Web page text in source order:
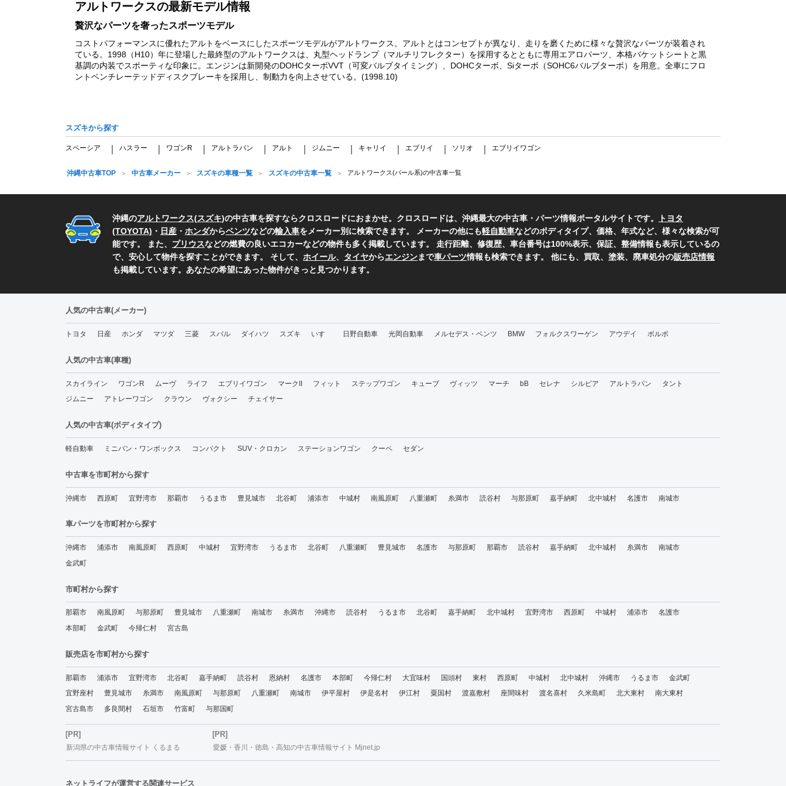
1
アルトワークスの最新モデル情報
贅沢なパーツを奢ったスポーツモデル
コストパフォーマンスに優れたアルトをベースにしたスポーツモデルがアルトワークス。アルトとはコンセプトが異なり、走りを磨くために様々な贅沢なパーツが装着され
ている。1998（H10）年に登場した最終型のアルトワークスは、丸型ヘッドランプ（マルチリフレクター）を採用するとともに専用エアロパーツ、本格バケットシートと黒
基調の内装でスポーティな印象に。エンジンは新開発のDOHCターボVVT（可変バルブタイミング）、DOHCターボ、Siターボ（SOHC6バルブターボ）を用意。全車にフロ
ントベンチレーテッドディスクブレーキを採用し、制動力を向上させている。(1998.10)
スズキから探す
スペーシア ハスラー ワゴンR アルトラパン アルト ジムニー キャリイ エブリイ ソリオ エブリイワゴン
沖縄中古車TOP 中古車メーカー スズキの車種一覧 スズキの中古車一覧 アルトワークス(パール系)の中古車一覧
沖縄のアルトワークス(スズキ)の中古車を探すならクロスロードにおまかせ。クロスロードは、沖縄最大の中古車・パーツ情報ポータルサイトです。
トヨタ
(TOYOTA) ・ 日産 ・ ホンダからベンツなどの輸入車をメーカー別に検索できます。 メーカーの他にも軽自動車などのボディタイプ、価格、年式など、様々な検索が可
能です。 また、 プリウスなどの燃費の良いエコカーなどの物件も多く掲載しています。 走行距離、修復歴、車台番号は100%表示、保証、整備情報も表示しているの
で、安心して物件を探すことができます。 そして、 ホイール、 タイヤからエンジンまで車パーツ情報も検索できます。 他にも、買取、塗装、廃車処分の販売店情報
も掲載しています。あなたの希望にあった物件がきっと見つかります。
人気の中古車(メーカー)
トヨタ 日産 ホンダ マツダ 三菱 スバル ダイハツ スズキ いすゞ 日野自動車 光岡自動車 メルセデス・ベンツ BMW フォルクスワーゲン アウデイ ボルボ
人気の中古車(車種)
スカイライン ワゴンR ムーヴ ライフ エブリイワゴン マークII フィット ステップワゴン キューブ ヴィッツ マーチ bB セレナ シルビア アルトラパン
タント
ジムニー
アトレーワゴン クラウン ヴォクシー チェイサー
人気の中古車(ボディタイプ)
軽自動車 ミニバン・ワンボックス コンパクト SUV・クロカン ステーションワゴン クーペ セダン
中古車を市町村から探す
沖縄市 西原町 宜野湾市 那覇市 うるま市 豊見城市 北谷町 浦添市 中城村 南風原町 八重瀬町 糸満市 読谷村 与那原町 嘉手納町 北中城村 名護市 南城市
車パーツを市町村から探す
沖縄市 浦添市 南風原町 西原町 中城村 宜野湾市 うるま市 北谷町 八重瀬町 豊見城市 名護市 与那原町 那覇市 読谷村 嘉手納町 北中城村 糸満市
南城市
金武町
市町村から探す
那覇市 南風原町 与那原町 豊見城市 八重瀬町 南城市 糸満市 沖縄市 読谷村 うるま市 北谷町 嘉手納町 北中城村 宜野湾市 西原町 中城村 浦添市
名護市
本部町
金武町 今帰仁村 宮古島
販売店を市町村から探す
那覇市 浦添市 宜野湾市 北谷町 嘉手納町 読谷村 恩納村 名護市 本部町 今帰仁村 大宜味村 国頭村 東村 西原町 中城村 北中城村 沖縄市 うるま市
金武町
宜野座村
豊見城市 糸満市 南風原町 与那原町 八重瀬町 南城市 伊平屋村 伊是名村 伊江村 粟国村 渡嘉敷村 座間味村 渡名喜村 久米島町 北大東村
南大東村
宮古島市
多良間村 石垣市 竹富町 与那国町
[PR]
新潟県の中古車情報サイト くるまる
[PR]
愛媛・香川・徳島・高知の中古車情報サイト Mjnet.jp
ネットライフが運営する関連サービス